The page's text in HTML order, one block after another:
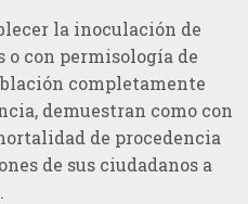
la inoculación de
con permisología de
completamente
demuestran como con
de procedencia
de sus ciudadanos a